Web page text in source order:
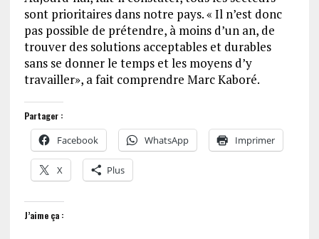
sont prioritaires dans notre pays. « Il n’est donc
pas possible de prétendre, à moins d’un an, de
trouver des solutions acceptables et durables
sans se donner le temps et les moyens d’y
travailler», a fait comprendre Marc Kaboré.
Partager :
Facebook WhatsApp Imprimer
X Plus
J’aime ça :